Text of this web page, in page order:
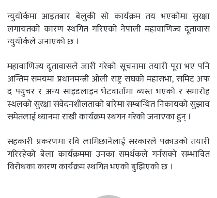
न्युयोर्कमा आइतबार बेलुकी सो कार्यक्रम तय भएकोमा सुरक्षा
लगायतको कारण स्थगित गरिएको नेपाली महावाणिज्य दूतावास
न्युयोर्कले जनाएको छ ।
महावाणिज्य दूतावासले जारी गरेको सूचनामा तयारी पूरा भए पनि
अन्तिम समयमा प्रधानमन्त्री ओली राष्ट्र संघको महासभा, समिट अफ
द फ्युचर र अन्य साइडलाइन भेटवार्तामा व्यस्त भएको र समारोह
स्थलको सुरक्षा संवेदनशीलताको बारेमा सम्बन्धित निकायको सुझाव
समेतलाई ध्यानमा राखी कार्यक्रम स्थगन गरेको जनाएका हुन् ।
सहकारी प्रकरणमा रवि लामिछानेलाई सरकारले पक्राउको तयारी
गरिरहेको बेला कार्यक्रममा उनका समर्थकले गर्नसक्ने सम्भावित
विरोधका कारण कार्यक्रम स्थगित भएको बुझिएको छ ।